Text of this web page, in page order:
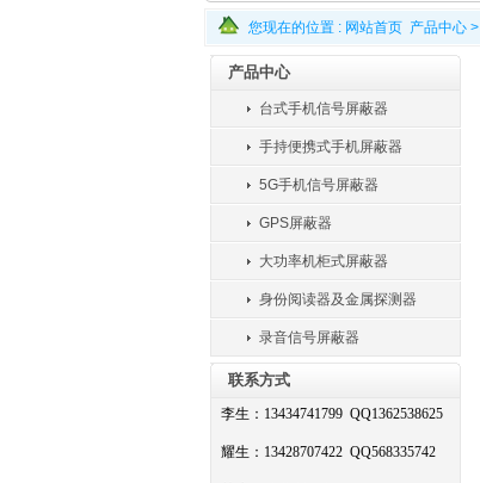
您现在的位置 : 网站首页 产品中心>
产品中心
台式手机信号屏蔽器
手持便携式手机屏蔽器
5G手机信号屏蔽器
GPS屏蔽器
大功率机柜式屏蔽器
身份阅读器及金属探测器
录音信号屏蔽器
联系方式
李生：13434741799 QQ1362538625
耀生：13428707422 QQ568335742